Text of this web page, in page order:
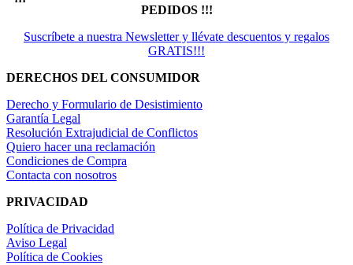
PEDIDOS !!!
Suscríbete a nuestra Newsletter y llévate descuentos y regalos
GRATIS!!!
DERECHOS DEL CONSUMIDOR
Derecho y Formulario de Desistimiento
Garantía Legal
Resolución Extrajudicial de Conflictos
Quiero hacer una reclamación
Condiciones de Compra
Contacta con nosotros
PRIVACIDAD
Política de Privacidad
Aviso Legal
Política de Cookies